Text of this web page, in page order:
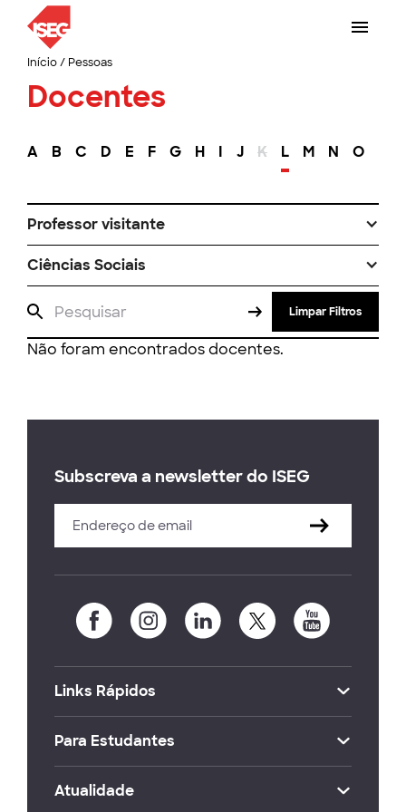
Início/ Pessoas
Docentes
A B C D E F G H I J K L M N O
Professor visitante
Ciências Sociais
Limpar Filtros
Não foram encontrados docentes.
Subscreva a newsletter do ISEG
Links Rápidos
Para Estudantes
Atualidade